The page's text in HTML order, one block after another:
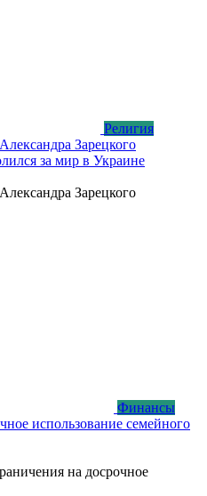
Религия
Зарецкого
за мир в Украине
Зарецкого
Финансы
использование семейного
на досрочное